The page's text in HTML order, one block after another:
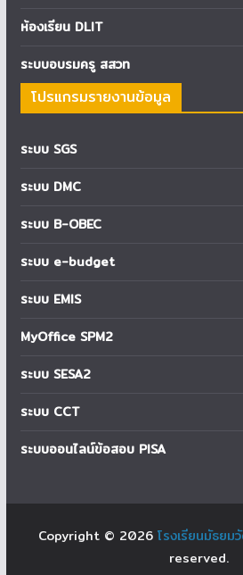
ห้องเรียน DLIT
ระบบอบรมครู สสวท
โปรแกรมรายงานข้อมูล
ระบบ SGS
ระบบ DMC
ระบบ B-OBEC
ระบบ e-budget
ระบบ EMIS
MyOffice SPM2
ระบบ SESA2
ระบบ CCT
ระบบออนไลน์ข้อสอบ PISA
Copyright © 2026 โรงเรียนมัธยม
reserved.